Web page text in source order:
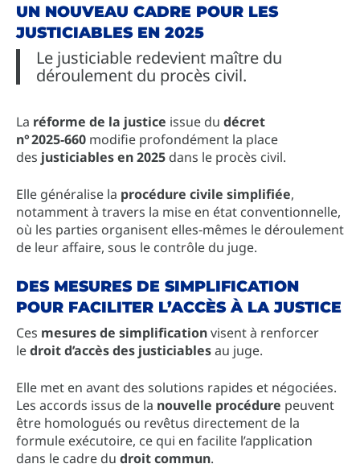
UN NOUVEAU CADRE POUR LES
JUSTICIABLES EN 2025
Le justiciable redevient maître du
déroulement du procès civil.
La réforme de la justice issue du décret
n° 2025‑660 modifie profondément la place
des justiciables en 2025 dans le procès civil.
Elle généralise la procédure civile simplifiée,
notamment à travers la mise en état conventionnelle,
où les parties organisent elles‑mêmes le déroulement
de leur affaire, sous le contrôle du juge.
DES MESURES DE SIMPLIFICATION
POUR FACILITER L’ACCÈS À LA JUSTICE
Ces mesures de simplificationvisent à renforcer
ledroit d’accès des justiciablesau juge.
Elle met en avant des solutions rapides et négociées.
Les accords issus de la nouvelle procédure peuvent
être homologués ou revêtus directement de la
formule exécutoire, ce qui en facilite l’application
dans le cadre du droit commun.